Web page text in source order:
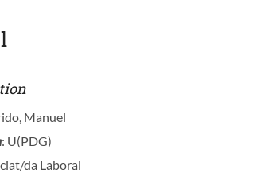
Manuel
: U(PDG)
da Laboral